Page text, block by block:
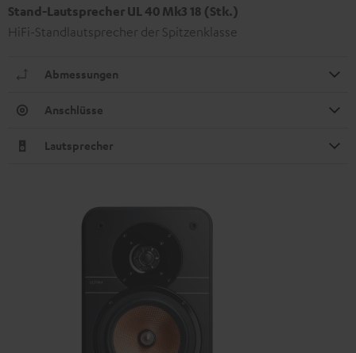
Stand-Lautsprecher UL 40 Mk3 18 (Stk.)
HiFi-Standlautsprecher der Spitzenklasse
Abmessungen
Anschlüsse
Lautsprecher